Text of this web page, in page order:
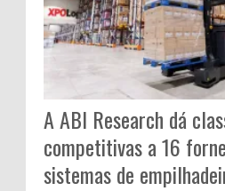
A ABI Research dá
competitivas a 16
sistemas de